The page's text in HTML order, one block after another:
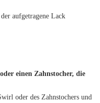
aufgetragene Lack
einen Zahnstocher, die
oder des Zahnstochers und